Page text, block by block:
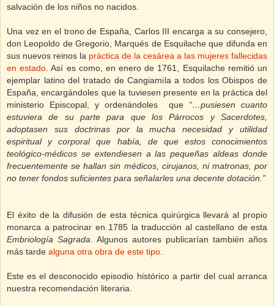
salvación de los niños no nacidos.
Una vez en el trono de España, Carlos III encarga a su consejero,
don Leopoldo de Gregorio, Marqués de Esquilache que difunda en
sus nuevos reinos la práctica de la cesárea a las mujeres fallecidas
en estado . Así es como, en enero de 1761, Esquilache remitió un
ejemplar latino del tratado de Cangiamila a todos los Obispos de
España, encargándoles que la tuviesen presente en la práctica del
ministerio Episcopal, y ordenándoles
que “…pusiesen cuanto
estuviera de su parte para que los Párrocos y Sacerdotes,
adoptasen sus doctrinas por la mucha necesidad y utilidad
espiritual y corporal que había, de que estos conocimientos
teológico-médicos se extendiesen a las pequeñas aldeas donde
frecuentemente se hallan sin médicos, cirujanos, ni matronas, por
no tener fondos suficientes para señalarles una decente dotación.”
El éxito de la difusión de esta técnica quirúrgica llevará al propio
monarca a patrocinar en 1785 la traducción al castellano de esta
Embriología Sagrada . Algunos autores publicarían también años
más tarde alguna otra obra de este tipo
Este es el desconocido episodio histórico a partir del cual arranca
nuestra recomendación literaria.